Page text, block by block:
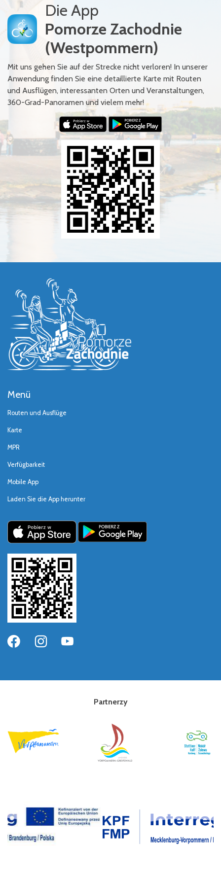
Die App
Pomorze Zachodnie
(Westpommern)
Mit uns gehen Sie auf der Strecke nicht verloren! In unserer
Anwendung finden Sie eine detaillierte Karte mit Routen
und Ausflügen, interessanten Orten und Veranstaltungen,
360-Grad-Panoramen und vielem mehr!
Menü
Routen und Ausflüge
Karte
MPR
Verfügbarkeit
Mobile App
Laden Sie die App herunter
Partnerzy